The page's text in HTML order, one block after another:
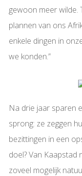
gewoon meer wilde.
plannen van ons
enkele dingen in
we konden.”
Na drie jaar sparen
sprong: ze zeggen
bezittingen in een
doel? Van
zoveel mogelijk